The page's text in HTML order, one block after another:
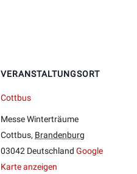
VERANSTALTUNGSORT
Cottbus
Messe Winterträume
Cottbus, Brandenburg
03042 Deutschland Google
Karte anzeigen